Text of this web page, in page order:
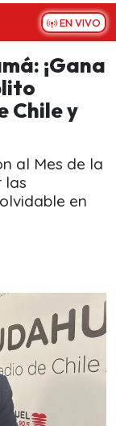
EN VIVO
¡Gana
Chile y
al Mes de la
las
en